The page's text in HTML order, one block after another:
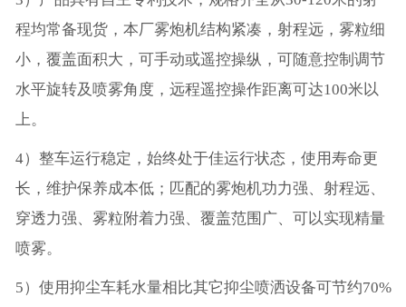
程均常备现货，本厂雾炮机结构紧凑，射程远，雾粒细
小，覆盖面积大，可手动或遥控操纵，可随意控制调节
水平旋转及喷雾角度，远程遥控操作距离可达100米以
上。
4）整车运行稳定，始终处于佳运行状态，使用寿命更
长，维护保养成本低；匹配的雾炮机功力强、射程远、
穿透力强、雾粒附着力强、覆盖范围广、可以实现精量
喷雾。
5）使用抑尘车耗水量相比其它抑尘喷洒设备可节约70%